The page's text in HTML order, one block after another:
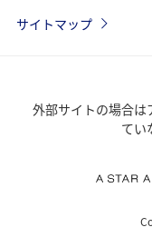
サイトマップ
外部サイトの場合は
てい